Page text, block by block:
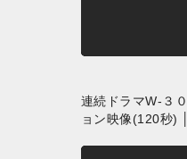
連続ドラマW-３
ョン映像(120秒)